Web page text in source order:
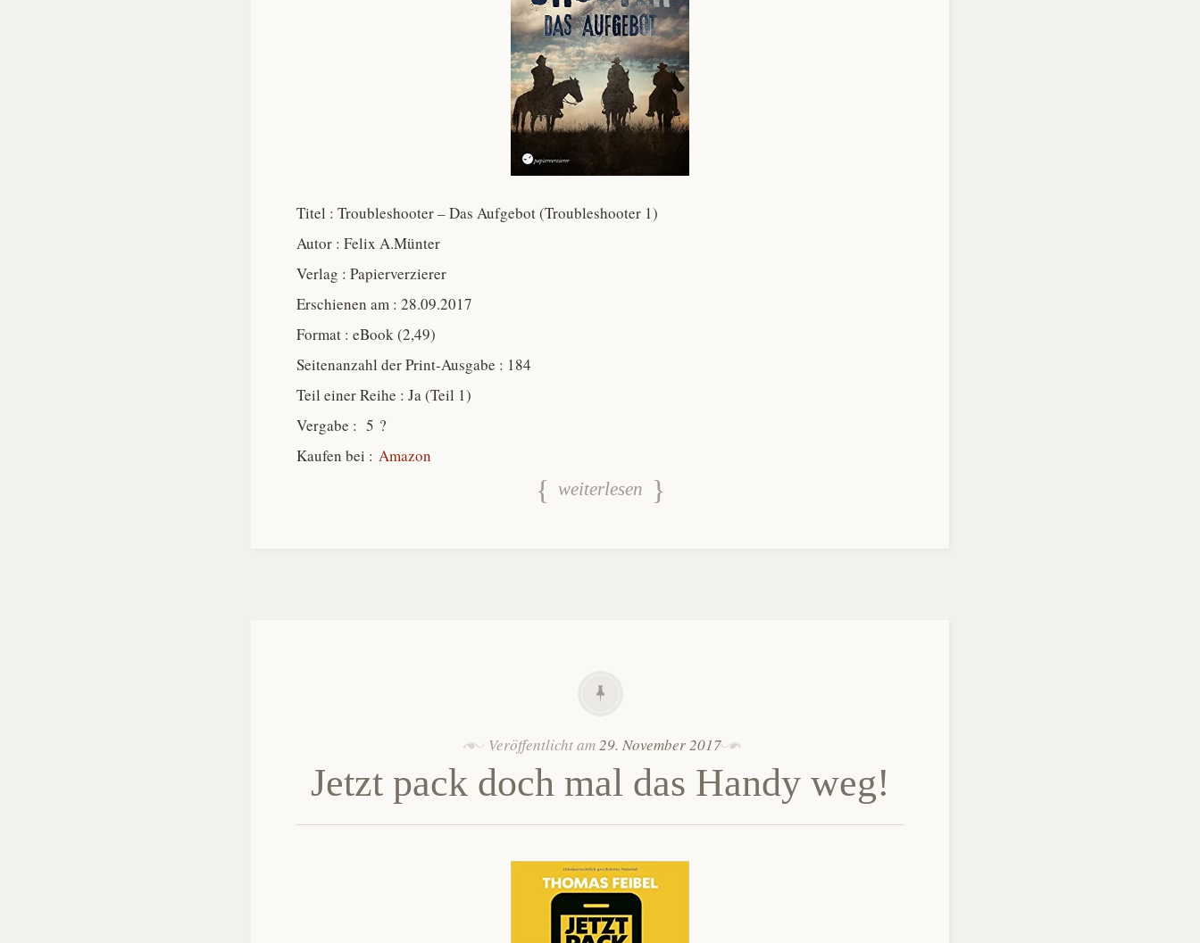
Titel : Troubleshooter – Das Aufgebot (Troubleshooter 1)
Autor : Felix A.Münter
Verlag : Papierverzierer
Erschienen am : 28.09.2017
Format : eBook (2,49)
Seitenanzahl der Print-Ausgabe : 184
Teil einer Reihe : Ja (Teil 1)
Vergabe : 5 ?
Kaufen bei : Amazon
weiterlesen
Veröffentlicht am29. November 2017
Jetzt pack doch mal das Handy weg!